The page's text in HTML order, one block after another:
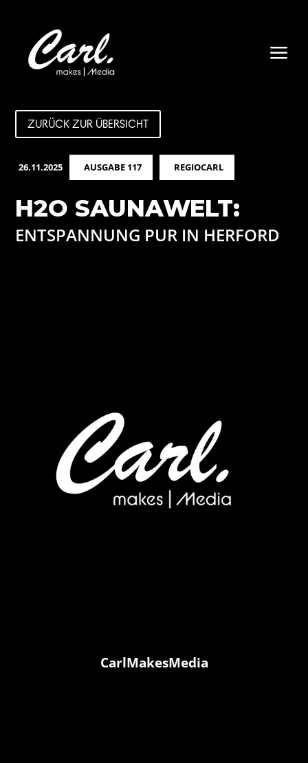
a
ZURÜCK ZUR ÜBERSICHT
26.11.2025 AUSGABE 117 REGIOCARL
H2O SAUNAWELT:
ENTSPANNUNG PUR IN HERFORD
CarlMakesMedia